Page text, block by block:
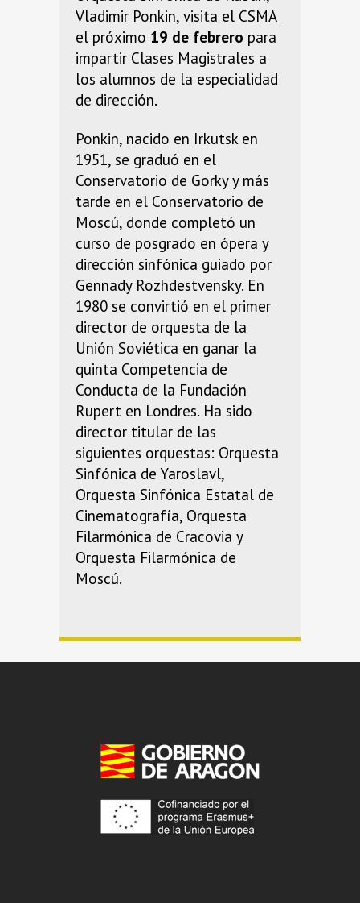
Vladimir Ponkin, visita el CSMA
el próximo 19 de febrero para
impartir Clases Magistrales a
los alumnos de la especialidad
de dirección.
Ponkin, nacido en Irkutsk en
1951, se graduó en el
Conservatorio de Gorky y más
tarde en el Conservatorio de
Moscú, donde completó un
curso de posgrado en ópera y
dirección sinfónica guiado por
Gennady Rozhdestvensky. En
1980 se convirtió en el primer
director de orquesta de la
Unión Soviética en ganar la
quinta Competencia de
Conducta de la Fundación
Rupert en Londres. Ha sido
director titular de las
siguientes orquestas: Orquesta
Sinfónica de Yaroslavl,
Orquesta Sinfónica Estatal de
Cinematografía, Orquesta
Filarmónica de Cracovia y
Orquesta Filarmónica de
Moscú.